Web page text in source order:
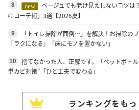
8 new
ベージュでも老け見えしないコツは
けコーデ術」3選【2026夏】
9
「トイレ掃除が面倒…」を解決！お掃除の
「ラクになる」「床にモノを置かない」
10
捨てなかった人、正解です。「ペットボト
単カビ対策"「ひと工夫で変わる」
ランキングをもっ